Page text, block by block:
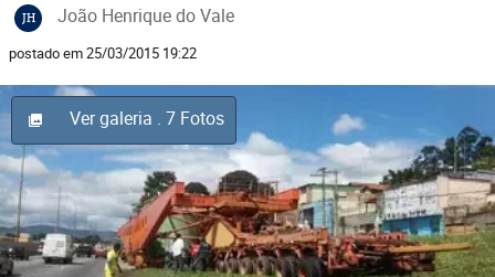
JH João Henrique do Vale
postado em 25/03/2015 19:22
Ver galeria . 7 Fotos